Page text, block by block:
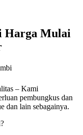
Harga Mulai
– Kami
pembungkus dan
dan lain sebagainya.